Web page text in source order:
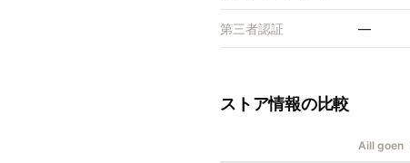
第三者認証 —
ストア情報の比較
Aill goen